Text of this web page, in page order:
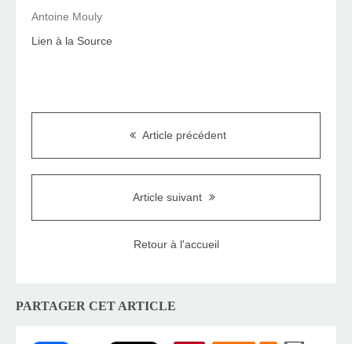
Antoine Mouly
Lien à la Source
Article précédent
Article suivant
Retour à l'accueil
PARTAGER CET ARTICLE